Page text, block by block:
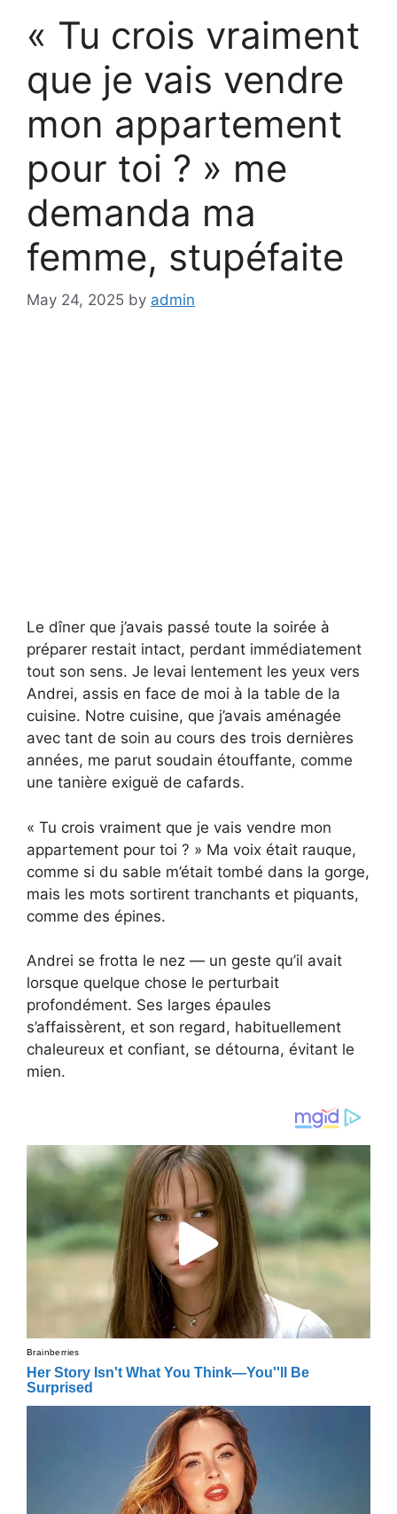
« Tu crois vraiment
que je vais vendre
mon appartement
pour toi ? » me
demanda ma
femme, stupéfaite
May 24, 2025 by admin
Le dîner que j’avais passé toute la soirée à
préparer restait intact, perdant immédiatement
tout son sens. Je levai lentement les yeux vers
Andrei, assis en face de moi à la table de la
cuisine. Notre cuisine, que j’avais aménagée
avec tant de soin au cours des trois dernières
années, me parut soudain étouffante, comme
une tanière exiguë de cafards.
« Tu crois vraiment que je vais vendre mon
appartement pour toi ? » Ma voix était rauque,
comme si du sable m’était tombé dans la gorge,
mais les mots sortirent tranchants et piquants,
comme des épines.
Andrei se frotta le nez — un geste qu’il avait
lorsque quelque chose le perturbait
profondément. Ses larges épaules
s’affaissèrent, et son regard, habituellement
chaleureux et confiant, se détourna, évitant le
mien.